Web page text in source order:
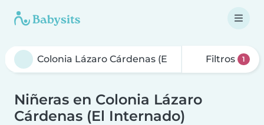
Filtros 1
Niñeras en Colonia Lázaro
Cárdenas (El Internado)